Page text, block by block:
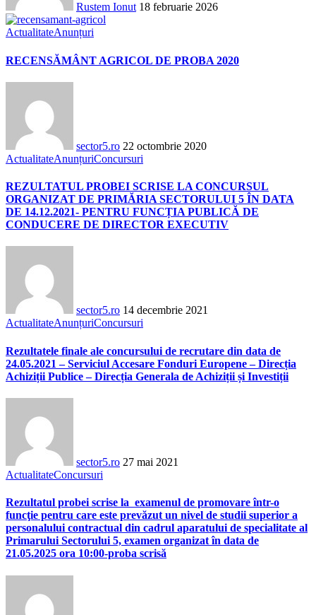
Rustem Ionut 18 februarie 2026
ActualitateAnunțuri
RECENSĂMÂNT AGRICOL DE PROBA 2020
sector5.ro 22 octombrie 2020
ActualitateAnunțuriConcursuri
REZULTATUL PROBEI SCRISE LA CONCURSUL
ORGANIZAT DE PRIMĂRIA SECTORULUI 5 ÎN DATA
DE 14.12.2021- PENTRU FUNCȚIA PUBLICĂ DE
CONDUCERE DE DIRECTOR EXECUTIV
sector5.ro 14 decembrie 2021
ActualitateAnunțuriConcursuri
Rezultatele finale ale concursului de recrutare din data de
24.05.2021 – Serviciul Accesare Fonduri Europene – Direcția
Achiziții Publice – Direcția Generala de Achiziții și Investiții
sector5.ro 27 mai 2021
ActualitateConcursuri
Rezultatul probei scrise la examenul de promovare într-o
funcţie pentru care este prevăzut un nivel de studii superior a
personalului contractual din cadrul aparatului de specialitate al
Primarului Sectorului 5, examen organizat în data de
21.05.2025 ora 10:00-proba scrisă